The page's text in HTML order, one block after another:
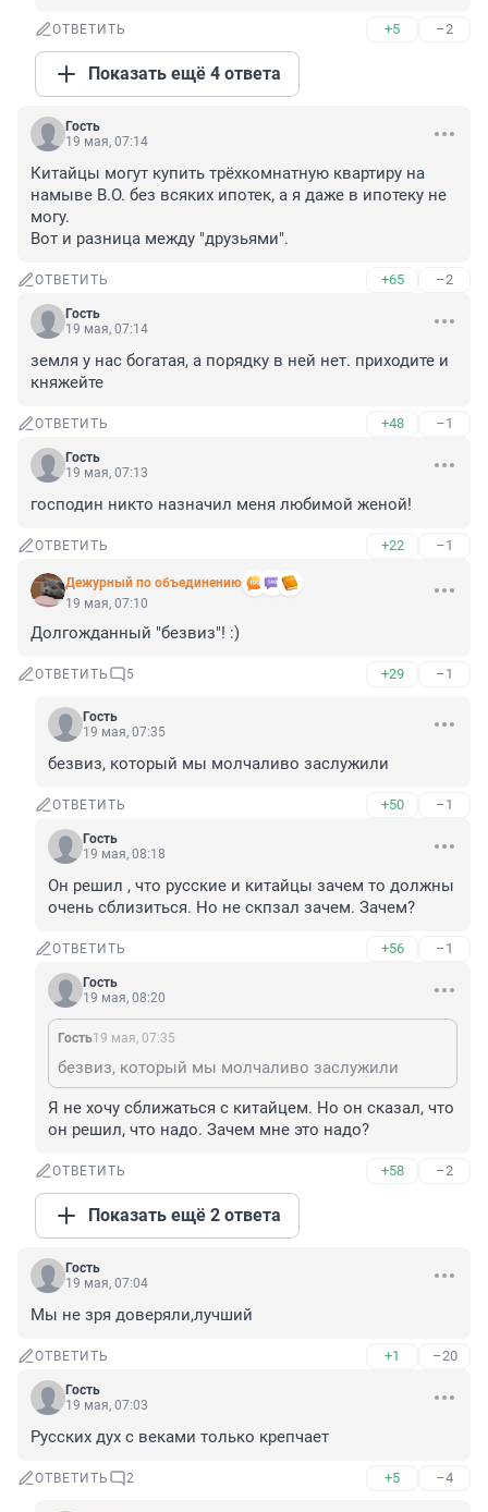
ОТВЕТИТЬ +5 –2
Показать ещё 4 ответа
Гость
19 мая, 07:14
Китайцы могут купить трёхкомнатную квартиру на
намыве В.О. без всяких ипотек, а я даже в ипотеку не
могу.
Вот и разница между "друзьями".
ОТВЕТИТЬ +65 –2
Гость
19 мая, 07:14
земля у нас богатая, а порядку в ней нет. приходите и
княжейте
ОТВЕТИТЬ +48 –1
Гость
19 мая, 07:13
господин никто назначил меня любимой женой!
ОТВЕТИТЬ +22 –1
Дежурный по объединению
19 мая, 07:10
Долгожданный "безвиз"! :)
ОТВЕТИТЬ 5 +29 –1
Гость
19 мая, 07:35
безвиз, который мы молчаливо заслужили
ОТВЕТИТЬ +50 –1
Гость
19 мая, 08:18
Он решил , что русские и китайцы зачем то должны
очень сблизиться. Но не скпзал зачем. Зачем?
ОТВЕТИТЬ +56 –1
Гость
19 мая, 08:20
Гость19 мая, 07:35
безвиз, который мы молчаливо заслужили
Я не хочу сближаться с китайцем. Но он сказал, что
он решил, что надо. Зачем мне это надо?
ОТВЕТИТЬ +58 –2
Показать ещё 2 ответа
Гость
19 мая, 07:04
Мы не зря доверяли,лучший
ОТВЕТИТЬ +1 –20
Гость
19 мая, 07:03
Русских дух с веками только крепчает
ОТВЕТИТЬ 2 +5 –4